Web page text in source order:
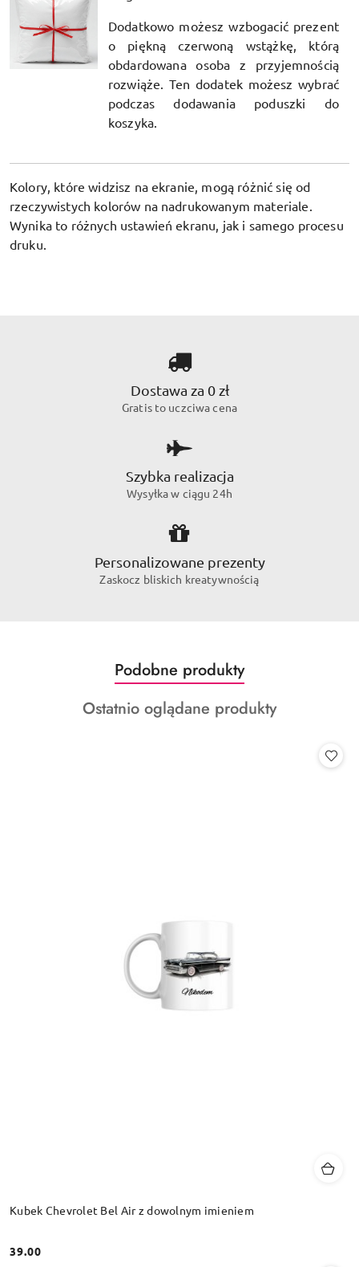
Dodatkowo możesz wzbogacić prezent
o piękną czerwoną wstążkę, którą
obdardowana osoba z przyjemnością
rozwiąże. Ten dodatek możesz wybrać
podczas dodawania poduszki do
koszyka.
Kolory, które widzisz na ekranie, mogą różnić się od
rzeczywistych kolorów na nadrukowanym materiale.
Wynika to różnych ustawień ekranu, jak i samego procesu
druku.
Dostawa za 0 zł
Gratis to uczciwa cena
Szybka realizacja
Wysyłka w ciągu 24h
Personalizowane prezenty
Zaskocz bliskich kreatywnością
Pomiń karuzelę produktów
Produkty
o
statusie:
Podobne produkty
Produkty
Ostatnio oglądane produkty
Kubek Chevrolet Bel Air z dowolnym imieniem
Cena:
39.00